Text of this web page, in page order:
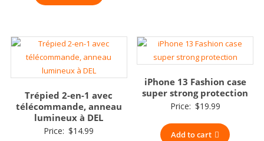
Trépied 2-en-1 avec
télécommande, anneau
lumineux à DEL
Price: $14.99
iPhone 13 Fashion case
super strong protection
Price: $19.99
Add to cart